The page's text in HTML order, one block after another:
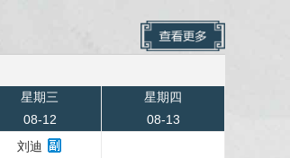
星期三
08-12
星期四
08-13
刘迪